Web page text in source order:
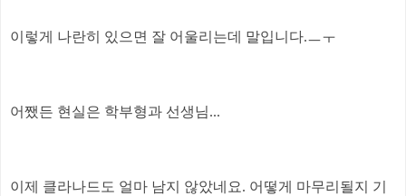
이렇게 나란히 있으면 잘 어울리는데 말입니다.ㅡㅜ
어쨌든 현실은 학부형과 선생님...
이제 클라나드도 얼마 남지 않았네요. 어떻게 마무리될지 기